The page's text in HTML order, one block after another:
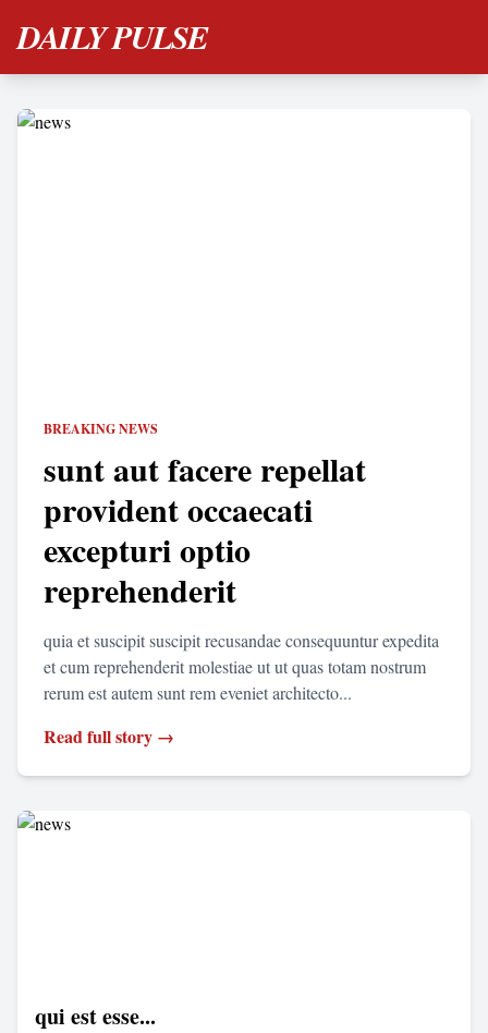
DAILY PULSE
BREAKING NEWS
sunt aut facere repellat
provident occaecati
excepturi optio
reprehenderit
quia et suscipit suscipit recusandae consequuntur expedita
et cum reprehenderit molestiae ut ut quas totam nostrum
rerum est autem sunt rem eveniet architecto...
Read full story →
qui est esse...